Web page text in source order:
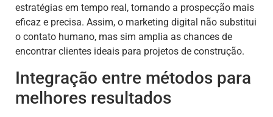
estratégias em tempo real, tornando a prospecção mais
eficaz e precisa. Assim, o marketing digital não substitui
o contato humano, mas sim amplia as chances de
encontrar clientes ideais para projetos de construção.
Integração entre métodos para
melhores resultados